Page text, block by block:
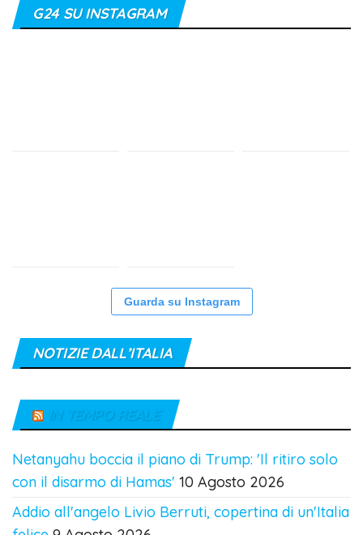
G24 SU INSTAGRAM
Guarda su Instagram
NOTIZIE DALL’ITALIA
IN TEMPO REALE
Netanyahu boccia il piano di Trump: 'Il ritiro solo
con il disarmo di Hamas' 10 Agosto 2026
Addio all'angelo Livio Berruti, copertina di un'Italia